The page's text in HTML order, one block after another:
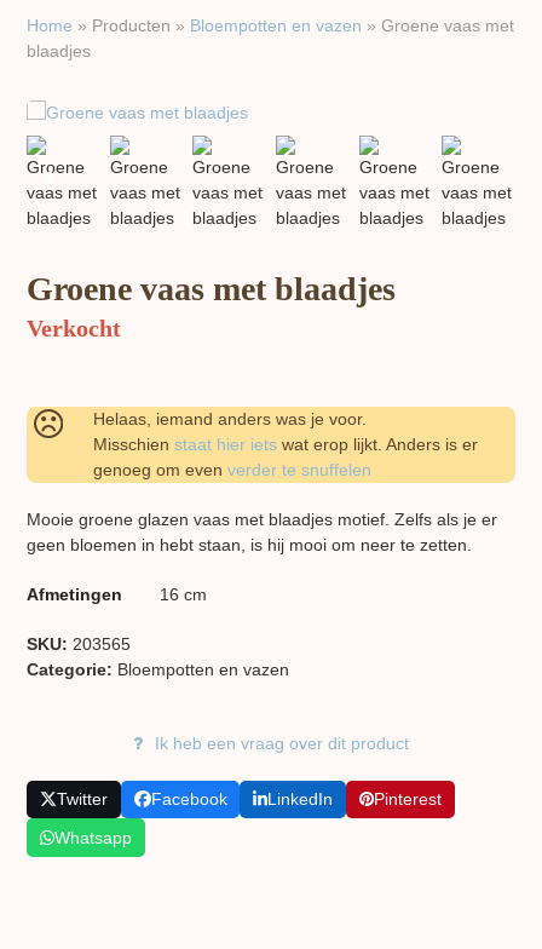
Home » Producten » Bloempotten en vazen »Groene vaas met
blaadjes
previous
slide
slide
Groene vaas met blaadjes
Verkocht
Helaas, iemand anders was je voor.
Misschienstaat hier iets wat erop lijkt. Anders is er
genoeg om evenverder te snuffelen
Mooie groene glazen vaas met blaadjes motief. Zelfs als je er
geen bloemen in hebt staan, is hij mooi om neer te zetten.
Afmetingen 16 cm
SKU: 203565
Categorie: Bloempotten en vazen
Ik heb een vraag over dit product
Twitter Facebook LinkedIn
Pinterest
Whatsapp